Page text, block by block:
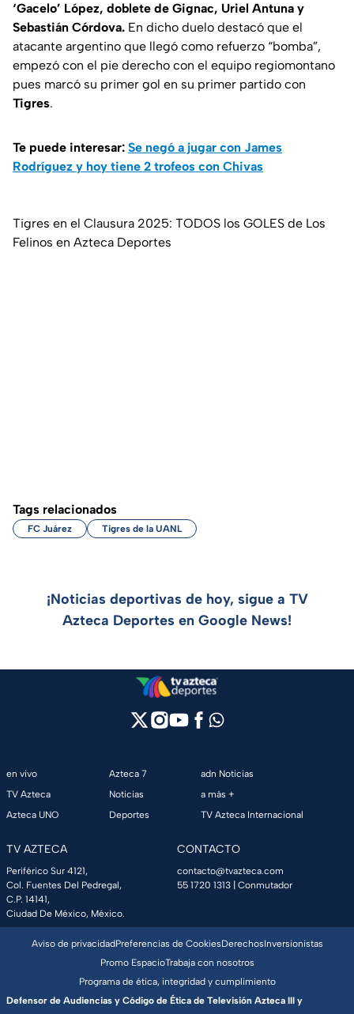
‘Gacelo’ López, doblete de Gignac, Uriel Antuna y
Sebastián Córdova. En dicho duelo destacó que el
atacante argentino que llegó como refuerzo “bomba”,
empezó con el pie derecho con el equipo regiomontano
pues marcó su primer gol en su primer partido con
Tigres.
Te puede interesar: Se negó a jugar con James
Rodríguez y hoy tiene 2 trofeos con Chivas
Tigres en el Clausura 2025: TODOS los GOLES de Los
Felinos en Azteca Deportes
Tags relacionados
FC Juárez Tigres de la UANL
¡Noticias deportivas de hoy, sigue a TV
Azteca Deportes en Google News!
en vivo
TV Azteca
Azteca UNO
Azteca 7
Noticias
Deportes
adn Noticias
a más +
TV Azteca Internacional
TV AZTECA
Periférico Sur 4121,
Col. Fuentes Del Pedregal,
C.P. 14141,
Ciudad De México, México.
CONTACTO
contacto@tvazteca.com
55 1720 1313 | Conmutador
Aviso de privacidadPreferencias de CookiesDerechosInversionistas
Promo EspacioTrabaja con nosotros
Programa de ética, integridad y cumplimiento
Defensor de Audiencias y Código de Ética de Televisión Azteca III y